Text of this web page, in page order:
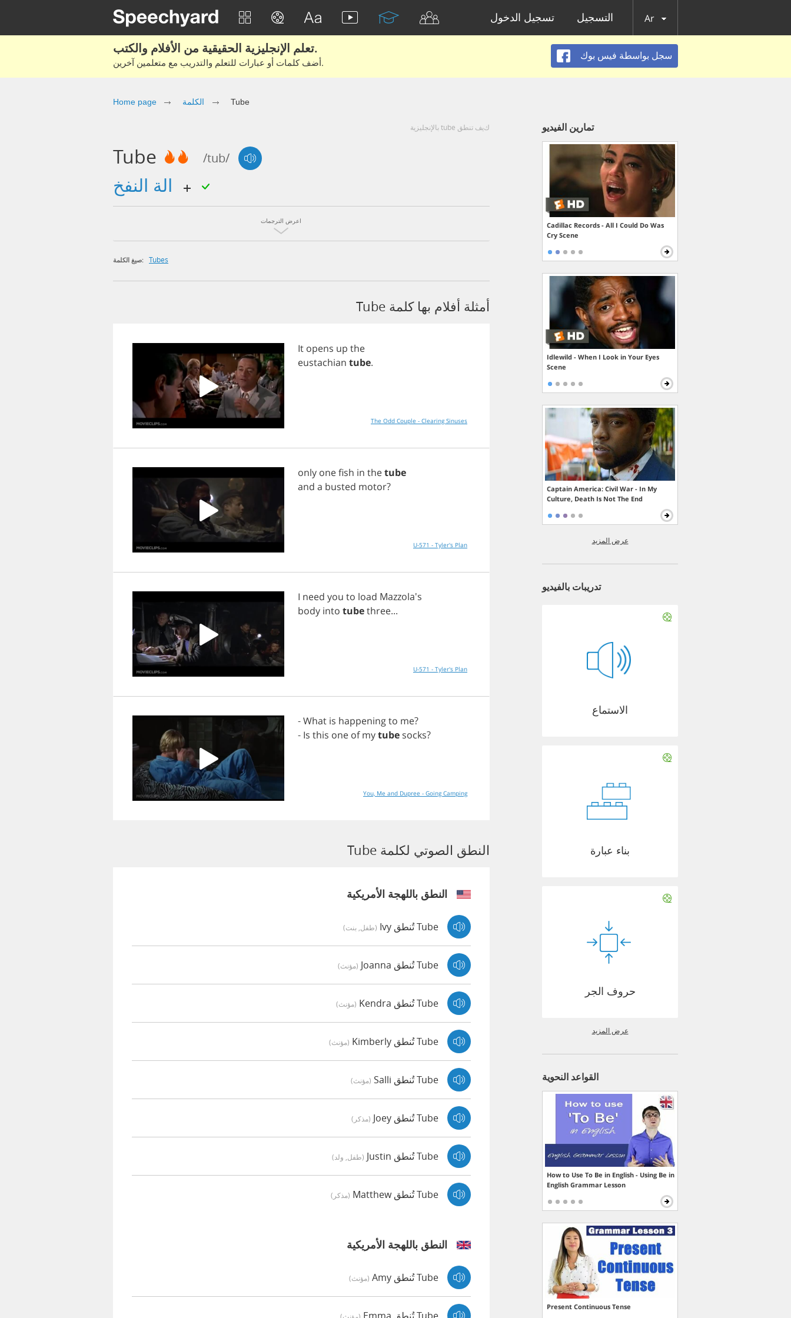
تسجيل الدخول التسجيل Ar
تعلم الإنجليزية الحقيقية من الأفلام والكتب.
أضف كلمات أو عبارات للتعلم والتدريب مع متعلمين آخرين.
سجل بواسطة فيس بوك
Home page الكلمة Tube
كيف تنطق tube بالإنجليزية
Tube /tub/
اعرض الترجمات
صيغ الكلمة: Tubes
أمثلة أفلام بها كلمة Tube
It opens up the
eustachian tube.
The Odd Couple - Clearing Sinuses
only onefish in thetube
and a busted motor?
U-571 - Tyler's Plan
I need you to load Mazzola's
body into tubethree...
U-571 - Tyler's Plan
-What is happeningto me?
- Is this one of mytube socks?
You, Me and Dupree - Going Camping
النطق الصوتي لكلمة Tube
النطق باللهجة الأمريكية
Tube تُنطق Ivy (طفل, بنت)
Tube تُنطق Joanna (مؤنث)
Tube تُنطق Kendra (مؤنث)
Tube تُنطق Kimberly (مؤنث)
Tube تُنطق Salli (مؤنث)
Tube تُنطق Joey (مذكر)
Tube تُنطق Justin (طفل, ولد)
Tube تُنطق Matthew (مذكر)
النطق باللهجة الأمريكية
Tube تُنطق Amy (مؤنث)
تمارين الفيديو
Cadillac Records - All I Could Do Was
Cry Scene
Idlewild - When I Look in Your Eyes
Scene
Captain America: Civil War - In My
Culture, Death Is Not The End
عرض المزيد
تدريبات بالفيديو
الاستماع
بناء عبارة
حروف الجر
عرض المزيد
القواعد النحوية
How to Use To Be in English - Using Be in
English Grammar Lesson
Present Continuous Tense